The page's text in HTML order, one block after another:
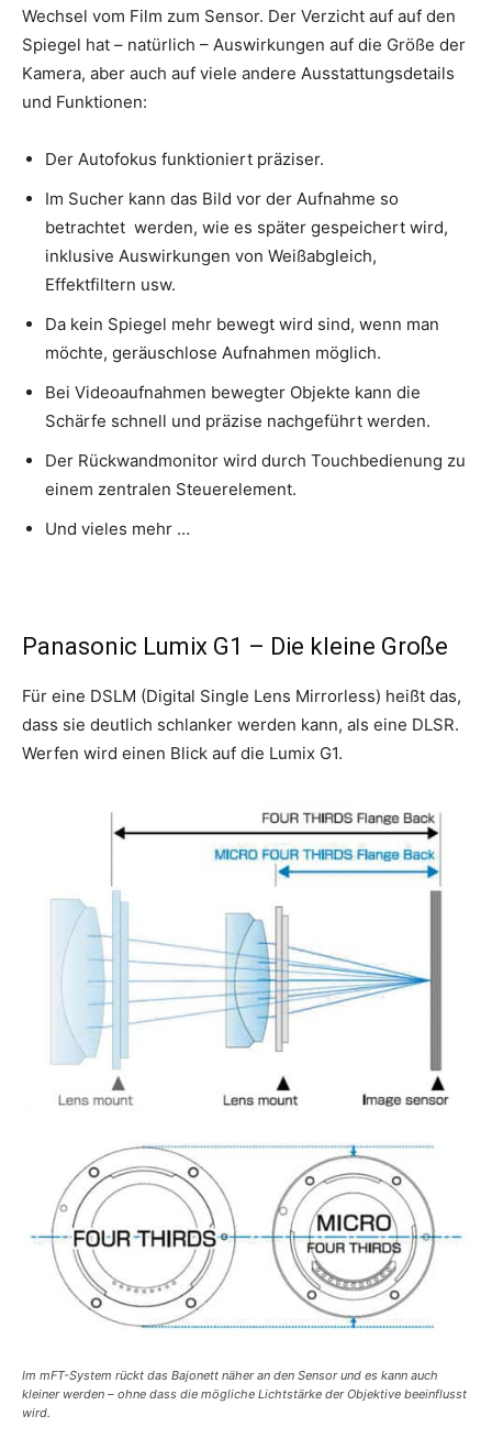
Wechsel vom Film zum Sensor. Der Verzicht auf auf den
Spiegel hat – natürlich – Auswirkungen auf die Größe der
Kamera, aber auch auf viele andere Ausstattungsdetails
und Funktionen:
Der Autofokus funktioniert präziser.
Im Sucher kann das Bild vor der Aufnahme so
betrachtet werden, wie es später gespeichert wird,
inklusive Auswirkungen von Weißabgleich,
Effektfiltern usw.
Da kein Spiegel mehr bewegt wird sind, wenn man
möchte, geräuschlose Aufnahmen möglich.
Bei Videoaufnahmen bewegter Objekte kann die
Schärfe schnell und präzise nachgeführt werden.
Der Rückwandmonitor wird durch Touchbedienung zu
einem zentralen Steuerelement.
Und vieles mehr …
Panasonic Lumix G1 – Die kleine Große
Für eine DSLM (Digital Single Lens Mirrorless) heißt das,
dass sie deutlich schlanker werden kann, als eine DLSR.
Werfen wird einen Blick auf die Lumix G1.
Im mFT-System rückt das Bajonett näher an den Sensor und es kann auch
kleiner werden – ohne dass die mögliche Lichtstärke der Objektive beeinflusst
wird.